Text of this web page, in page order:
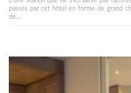
passés par cet hôtel en forme de grand
de...